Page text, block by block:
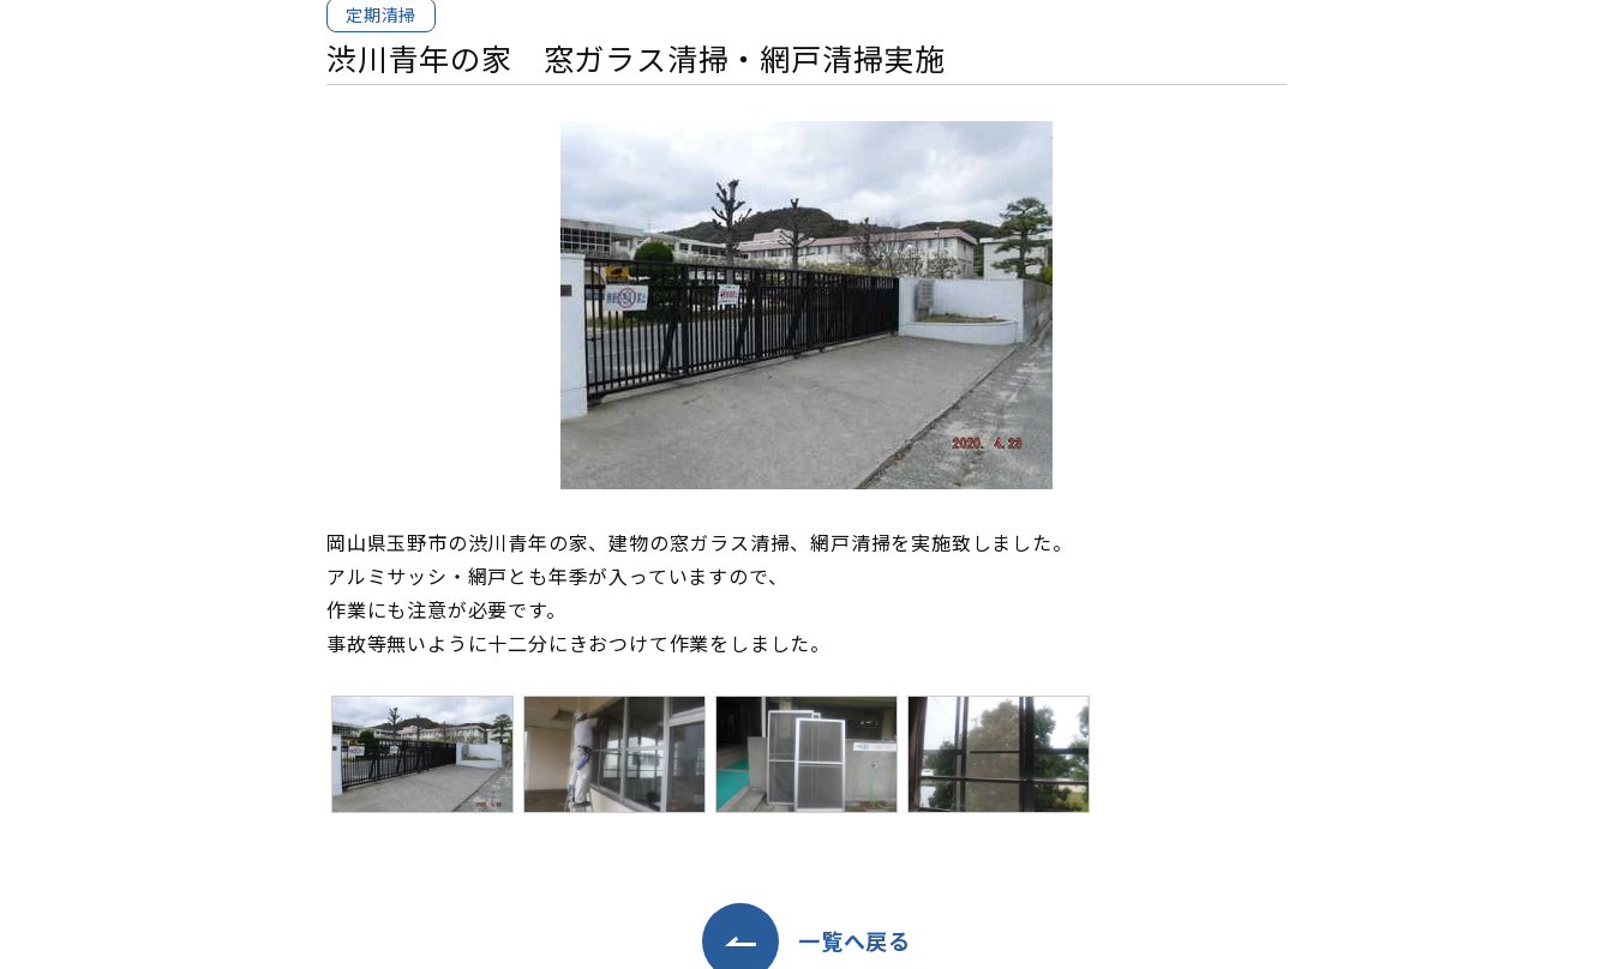
定期清掃
渋川青年の家 窓ガラス清掃・網戸清掃実施
岡山県玉野市の渋川青年の家、建物の窓ガラス清掃、網戸清掃を実施致しました。
アルミサッシ・網戸とも年季が入っていますので、
作業にも注意が必要です。
事故等無いように十二分にきおつけて作業をしました。
一覧へ戻る